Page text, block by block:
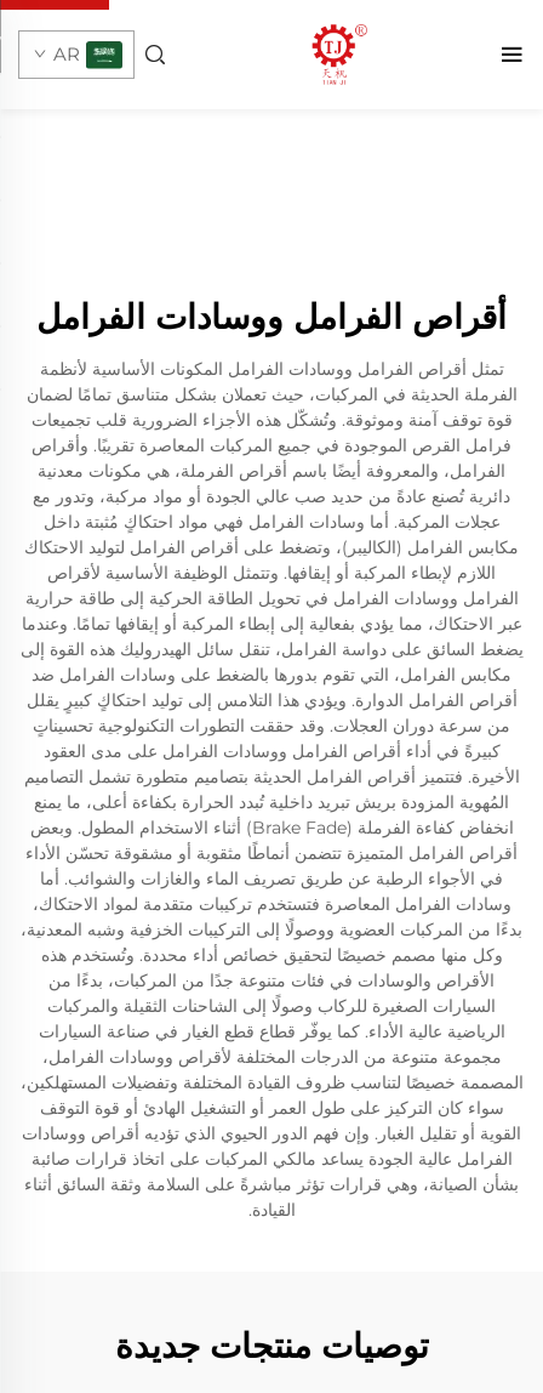
AR
أقراص الفرامل ووسادات الفرامل
تمثل أقراص الفرامل ووسادات الفرامل المكونات الأساسية لأنظمة
الفرملة الحديثة في المركبات، حيث تعملان بشكل متناسق تمامًا لضمان
قوة توقف آمنة وموثوقة. وتُشكّل هذه الأجزاء الضرورية قلب تجميعات
فرامل القرص الموجودة في جميع المركبات المعاصرة تقريبًا. وأقراص
الفرامل، والمعروفة أيضًا باسم أقراص الفرملة، هي مكونات معدنية
دائرية تُصنع عادةً من حديد صب عالي الجودة أو مواد مركبة، وتدور مع
عجلات المركبة. أما وسادات الفرامل فهي مواد احتكاكٍ مُثبتة داخل
مكابس الفرامل (الكاليبر)، وتضغط على أقراص الفرامل لتوليد الاحتكاك
اللازم لإبطاء المركبة أو إيقافها. وتتمثل الوظيفة الأساسية لأقراص
الفرامل ووسادات الفرامل في تحويل الطاقة الحركية إلى طاقة حرارية
عبر الاحتكاك، مما يؤدي بفعالية إلى إبطاء المركبة أو إيقافها تمامًا. وعندما
يضغط السائق على دواسة الفرامل، تنقل سائل الهيدروليك هذه القوة إلى
مكابس الفرامل، التي تقوم بدورها بالضغط على وسادات الفرامل ضد
أقراص الفرامل الدوارة. ويؤدي هذا التلامس إلى توليد احتكاكٍ كبيرٍ يقلل
من سرعة دوران العجلات. وقد حققت التطورات التكنولوجية تحسيناتٍ
كبيرةً في أداء أقراص الفرامل ووسادات الفرامل على مدى العقود
الأخيرة. فتتميز أقراص الفرامل الحديثة بتصاميم متطورة تشمل التصاميم
المُهوية المزودة بريش تبريد داخلية تُبدد الحرارة بكفاءة أعلى، ما يمنع
انخفاض كفاءة الفرملة (Brake Fade) أثناء الاستخدام المطول. وبعض
أقراص الفرامل المتميزة تتضمن أنماطًا مثقوبة أو مشقوقة تحسّن الأداء
في الأجواء الرطبة عن طريق تصريف الماء والغازات والشوائب. أما
وسادات الفرامل المعاصرة فتستخدم تركيبات متقدمة لمواد الاحتكاك،
بدءًا من المركبات العضوية ووصولًا إلى التركيبات الخزفية وشبه المعدنية،
وكل منها مصمم خصيصًا لتحقيق خصائص أداء محددة. وتُستخدم هذه
الأقراص والوسادات في فئات متنوعة جدًا من المركبات، بدءًا من
السيارات الصغيرة للركاب وصولًا إلى الشاحنات الثقيلة والمركبات
الرياضية عالية الأداء. كما يوفّر قطاع قطع الغيار في صناعة السيارات
مجموعة متنوعة من الدرجات المختلفة لأقراص ووسادات الفرامل،
المصممة خصيصًا لتناسب ظروف القيادة المختلفة وتفضيلات المستهلكين،
سواء كان التركيز على طول العمر أو التشغيل الهادئ أو قوة التوقف
القوية أو تقليل الغبار. وإن فهم الدور الحيوي الذي تؤديه أقراص ووسادات
الفرامل عالية الجودة يساعد مالكي المركبات على اتخاذ قرارات صائبة
بشأن الصيانة، وهي قرارات تؤثر مباشرةً على السلامة وثقة السائق أثناء
القيادة.
توصيات منتجات جديدة